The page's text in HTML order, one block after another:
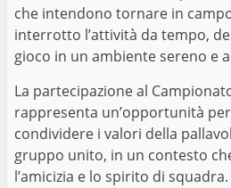
che intendono tornare in
interrotto l’attività da tempo,
gioco in un ambiente sereno e
La partecipazione al
rappresenta un’opportunità
condividere i valori della
gruppo unito, in un contesto
l’amicizia e lo spirito di squadra.